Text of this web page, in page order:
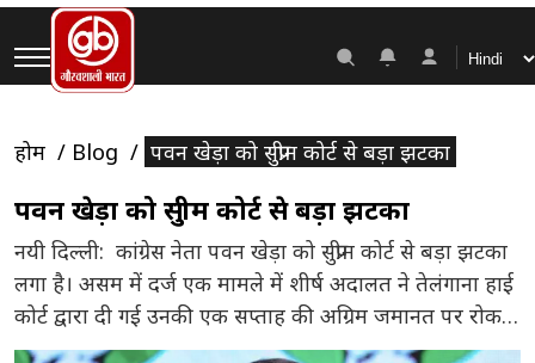
होम Blog पवन खेड़ा को सुप्रीम कोर्ट से बड़ा झटका
पवन खेड़ा को सुप्रीम कोर्ट से बड़ा झटका
नयी दिल्ली: कांग्रेस नेता पवन खेड़ा को सुप्रीम कोर्ट से बड़ा झटका
लगा है। असम में दर्ज एक मामले में शीर्ष अदालत ने तेलंगाना हाई
कोर्ट द्वारा दी गई उनकी एक सप्ताह की अग्रिम जमानत पर रोक
लगा दी है। यह मामला हिमंत बिस्वा सरमा की पत्नी द्वारा दर्ज